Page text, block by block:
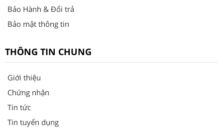
Bảo Hành & Đổi trả
Bảo mật thông tin
THÔNG TIN CHUNG
Giới thiệu
Chứng nhận
Tin tức
Tin tuyển dụng